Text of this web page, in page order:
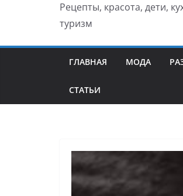
Рецепты, красота, дети,
туризм
ГЛАВНАЯ МОДА
СТАТЬИ